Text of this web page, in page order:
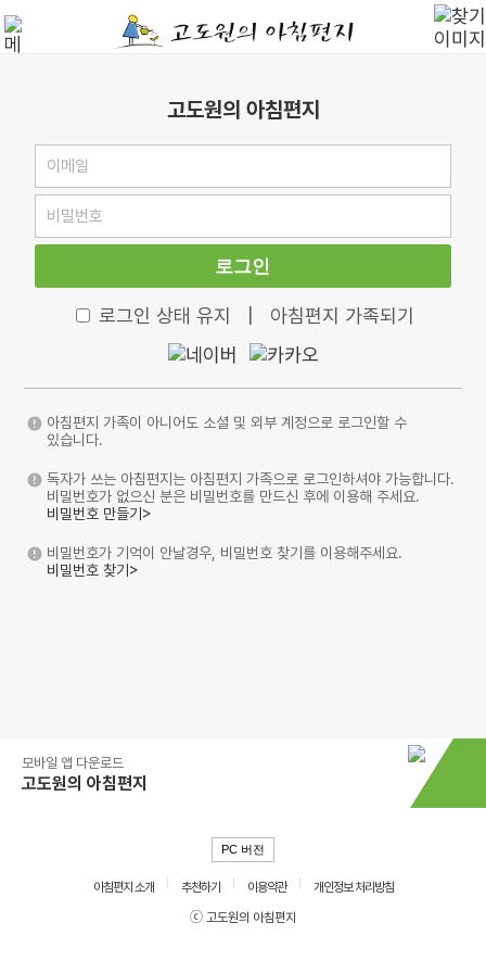
고도원의 아침편지
로그인
로그인 상태 유지 아침편지 가족되기
아침편지 가족이 아니어도 소셜 및 외부 계정으로 로그인할 수
있습니다.
독자가 쓰는 아침편지는 아침편지 가족으로 로그인하셔야 가능합니다.
비밀번호가 없으신 분은 비밀번호를 만드신 후에 이용해 주세요.
비밀번호 만들기>
비밀번호가 기억이 안날경우, 비밀번호 찾기를 이용해주세요.
비밀번호 찾기>
모바일 앱 다운로드
고도원의 아침편지
PC 버전
아침편지 소개 추천하기 이용약관
개인정보 처리방침
ⓒ 고도원의 아침편지